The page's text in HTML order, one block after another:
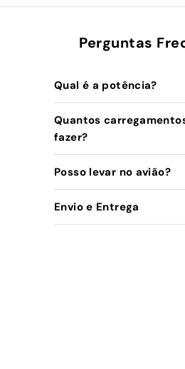
Perguntas
Qual é a potência?
Quantos
fazer?
Posso levar no avião?
Envio e Entrega